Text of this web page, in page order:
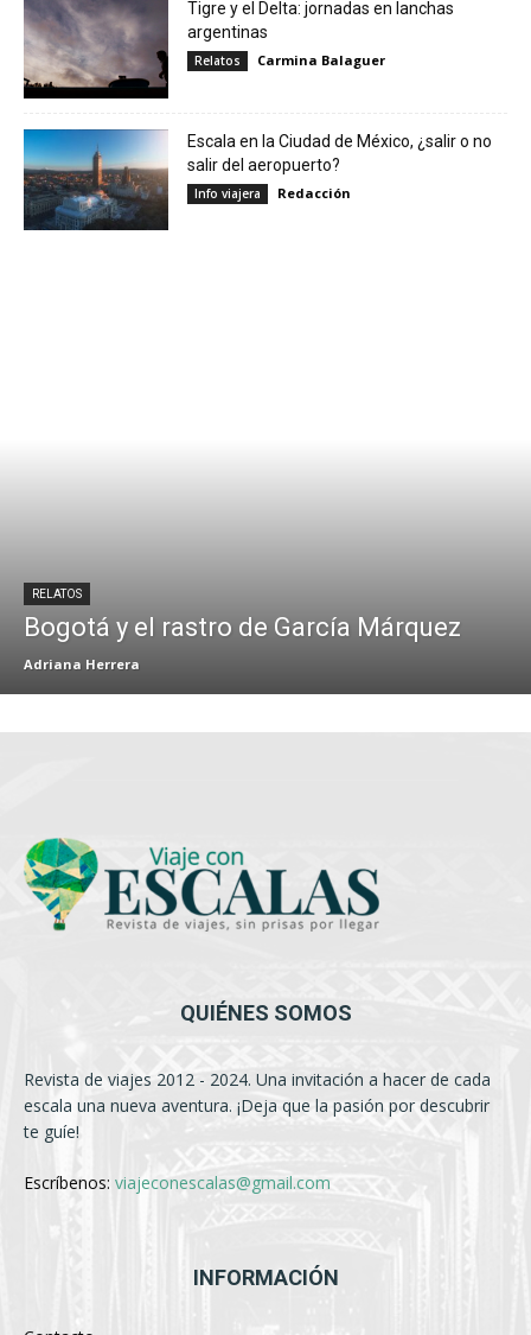
Tigre y el Delta: jornadas en lanchas
argentinas
Relatos Carmina Balaguer
Escala en la Ciudad de México, ¿salir o no
salir del aeropuerto?
Info viajera Redacción
RELATOS
Bogotá y el rastro de García Márquez
Adriana Herrera
QUIÉNES SOMOS
Revista de viajes 2012 - 2024. Una invitación a hacer de cada
escala una nueva aventura. ¡Deja que la pasión por descubrir
te guíe!
Escríbenos: viajeconescalas@gmail.com
INFORMACIÓN